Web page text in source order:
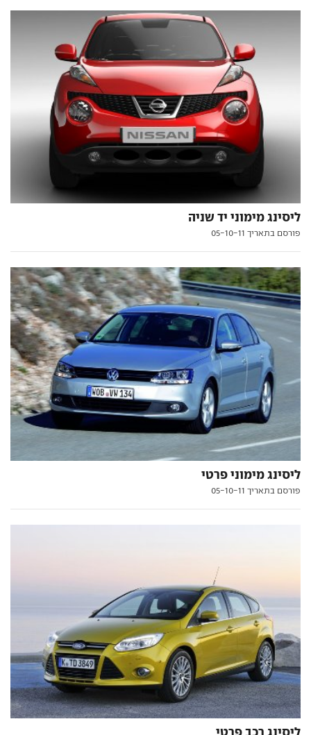
ליסינג מימוני יד שניה
פורסם בתאריך 05-10-11
ליסינג מימוני פרטי
פורסם בתאריך 05-10-11
ליסינג רכב פרטי